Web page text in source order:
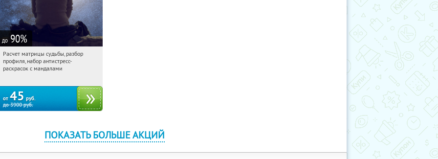
до 90%
18:15:29 Купили:
Россия
Расчет матрицы судьбы, разбор
профиля, набор антистресс-
раскрасок с мандалами
от 45 руб.
до3900руб.
ПОКАЗАТЬ БОЛЬШЕ АКЦИЙ